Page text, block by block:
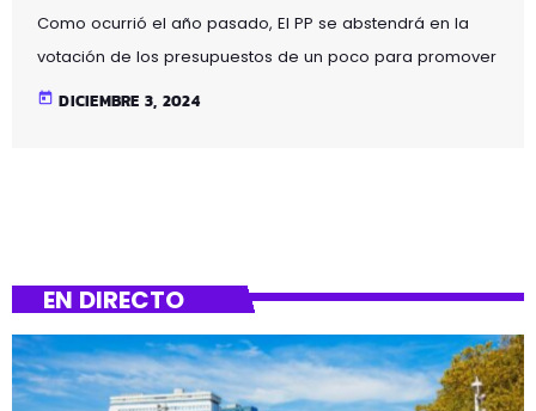
Como ocurrió el año pasado, El PP se abstendrá en la
votación de los presupuestos de un poco para promover
su aprobación. El Popular y el equipo de gobierno,
today DICIEMBRE 3, 2024
EN DIRECTO